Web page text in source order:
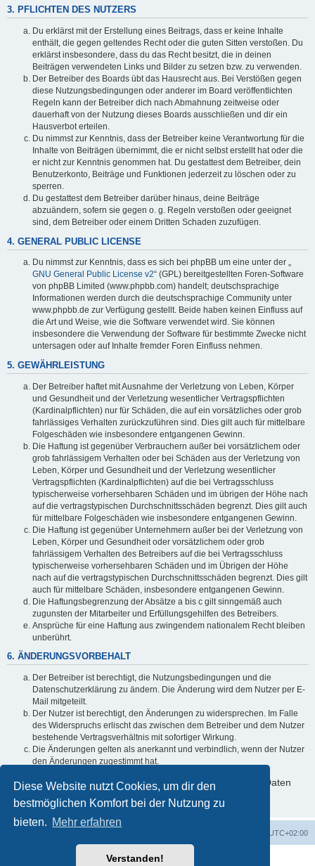
Diese Website nutzt Cookies, um dir den
bestmöglichen Komfort bei der Nutzung zu
bieten. Mehr erfahren
Verstanden!
3. PFLICHTEN DES NUTZERS
Du erklärst mit der Erstellung eines Beitrags, dass er keine Inhalte
enthält, die gegen geltendes Recht oder die guten Sitten verstoßen. Du
erklärst insbesondere, dass du das Recht besitzt, die in deinen
Beiträgen verwendeten Links und Bilder zu setzen bzw. zu verwenden.
Der Betreiber des Boards übt das Hausrecht aus. Bei Verstößen gegen
diese Nutzungsbedingungen oder anderer im Board veröffentlichten
Regeln kann der Betreiber dich nach Abmahnung zeitweise oder
dauerhaft von der Nutzung dieses Boards ausschließen und dir ein
Hausverbot erteilen.
Du nimmst zur Kenntnis, dass der Betreiber keine Verantwortung für die
Inhalte von Beiträgen übernimmt, die er nicht selbst erstellt hat oder die
er nicht zur Kenntnis genommen hat. Du gestattest dem Betreiber, dein
Benutzerkonto, Beiträge und Funktionen jederzeit zu löschen oder zu
sperren.
Du gestattest dem Betreiber darüber hinaus, deine Beiträge
abzuändern, sofern sie gegen o. g. Regeln verstoßen oder geeignet
sind, dem Betreiber oder einem Dritten Schaden zuzufügen.
4. GENERAL PUBLIC LICENSE
Du nimmst zur Kenntnis, dass es sich bei phpBB um eine unter der „
GNU General Public License v2“ (GPL) bereitgestellten Foren-Software
von phpBB Limited (www.phpbb.com) handelt; deutschsprachige
Informationen werden durch die deutschsprachige Community unter
www.phpbb.de zur Verfügung gestellt. Beide haben keinen Einfluss auf
die Art und Weise, wie die Software verwendet wird. Sie können
insbesondere die Verwendung der Software für bestimmte Zwecke nicht
untersagen oder auf Inhalte fremder Foren Einfluss nehmen.
5. GEWÄHRLEISTUNG
Der Betreiber haftet mit Ausnahme der Verletzung von Leben, Körper
und Gesundheit und der Verletzung wesentlicher Vertragspflichten
(Kardinalpflichten) nur für Schäden, die auf ein vorsätzliches oder grob
fahrlässiges Verhalten zurückzuführen sind. Dies gilt auch für mittelbare
Folgeschäden wie insbesondere entgangenen Gewinn.
Die Haftung ist gegenüber Verbrauchern außer bei vorsätzlichem oder
grob fahrlässigem Verhalten oder bei Schäden aus der Verletzung von
Leben, Körper und Gesundheit und der Verletzung wesentlicher
Vertragspflichten (Kardinalpflichten) auf die bei Vertragsschluss
typischerweise vorhersehbaren Schäden und im übrigen der Höhe nach
auf die vertragstypischen Durchschnittsschäden begrenzt. Dies gilt auch
für mittelbare Folgeschäden wie insbesondere entgangenen Gewinn.
Die Haftung ist gegenüber Unternehmern außer bei der Verletzung von
Leben, Körper und Gesundheit oder vorsätzlichem oder grob
fahrlässigem Verhalten des Betreibers auf die bei Vertragsschluss
typischerweise vorhersehbaren Schäden und im Übrigen der Höhe
nach auf die vertragstypischen Durchschnittsschäden begrenzt. Dies gilt
auch für mittelbare Schäden, insbesondere entgangenen Gewinn.
Die Haftungsbegrenzung der Absätze a bis c gilt sinngemäß auch
zugunsten der Mitarbeiter und Erfüllungsgehilfen des Betreibers.
Ansprüche für eine Haftung aus zwingendem nationalem Recht bleiben
unberührt.
6. ÄNDERUNGSVORBEHALT
Der Betreiber ist berechtigt, die Nutzungsbedingungen und die
Datenschutzerklärung zu ändern. Die Änderung wird dem Nutzer per E-
Mail mitgeteilt.
Der Nutzer ist berechtigt, den Änderungen zu widersprechen. Im Falle
des Widerspruchs erlischt das zwischen dem Betreiber und dem Nutzer
bestehende Vertragsverhältnis mit sofortiger Wirkung.
Die Änderungen gelten als anerkannt und verbindlich, wenn der Nutzer
den Änderungen zugestimmt hat.
Informationen über den Umgang mit deinen persönlichen Daten
sind in der Datenschutzerklärung enthalten.
UTC+02:00
Powered byphpBB® Forum Software © phpBB Limited